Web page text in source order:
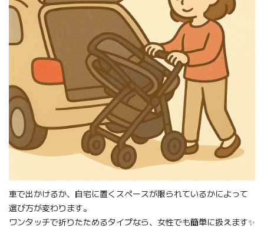
車で出かけるか、自宅に置くスペースが限られているかによって
選び方が変わります。
ワンタッチで折りたためるタイプなら、女性でも簡単に扱えます✨